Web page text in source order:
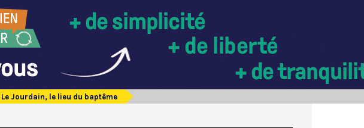
Le Jourdain, le lieu du baptême